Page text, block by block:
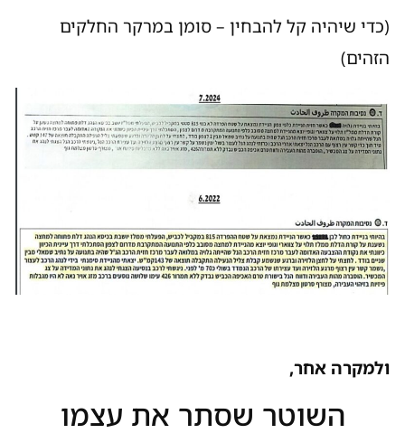
(כדי שיהיה קל להבחין – סומן במרקר החלקים
הזהים)
ולמקרה אחר,
השוטר שסתר את עצמו